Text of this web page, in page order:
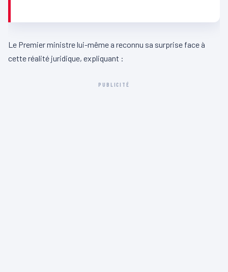
Le Premier ministre lui-même a reconnu sa surprise face à
cette réalité juridique, expliquant :
PUBLICITÉ